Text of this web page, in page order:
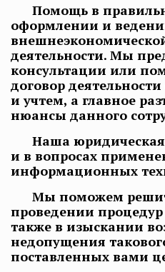
Помощь в
оформлении и
деятельности. Мы
консультации или
договор
и учтем, а главное
нюансы данного
Наша
и в вопросах
информационных
Мы поможем
проведении процедур
также в изыскании
недопущения
поставленных вами